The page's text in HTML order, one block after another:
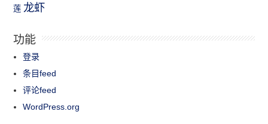
莲 龙虾
功能
登录
条目feed
评论feed
WordPress.org